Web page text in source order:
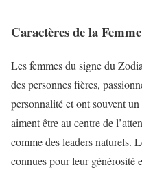
Caractères de la
Les femmes du signe du
des personnes fières,
personnalité et ont souvent
aiment être au centre de
comme des leaders naturels.
connues pour leur générosité